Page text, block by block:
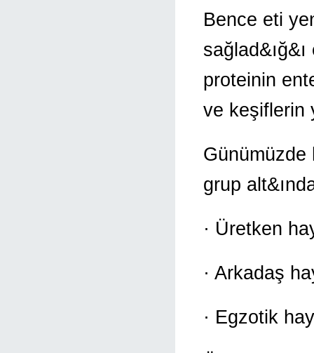
Bence eti
proteinin
ve keşiflerin
Günümüzde
grup
· Üretken
· Arkadaş
· Egzotik